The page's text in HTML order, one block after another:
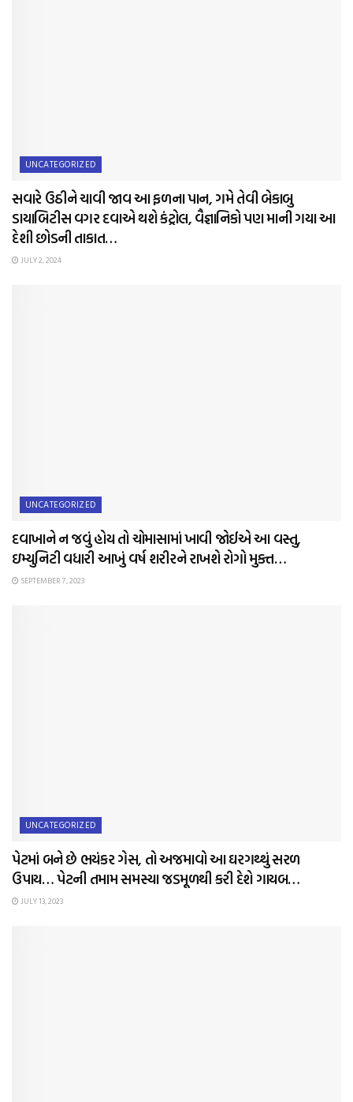
UNCATEGORIZED
સવારે ઉઠીને ચાવી જાવ આ ફળના પાન, ગમે તેવી બેકાબુ
ડાયાબિટીસ વગર દવાએ થશે કંટ્રોલ, વૈજ્ઞાનિકો પણ માની ગયા આ
દેશી છોડની તાકાત…
JULY 2, 2024
UNCATEGORIZED
દવાખાને ન જવું હોય તો ચોમાસામાં ખાવી જોઈએ આ વસ્તુ,
ઇમ્યુનિટી વધારી આખું વર્ષ શરીરને રાખશે રોગો મુક્ત…
SEPTEMBER 7, 2023
UNCATEGORIZED
પેટમાં બને છે ભયંકર ગેસ, તો અજમાવો આ ઘરગથ્થું સરળ
ઉપાય… પેટની તમામ સમસ્યા જડમૂળથી કરી દેશે ગાયબ…
JULY 13, 2023